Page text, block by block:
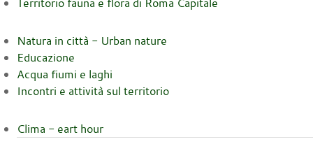
Natura in città - Urban nature
Educazione
Acqua fiumi e laghi
Incontri e attività sul territorio
Clima - eart hour